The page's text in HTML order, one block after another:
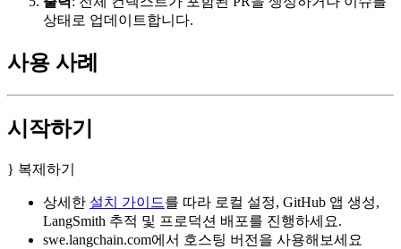
상태로 업데이트합니다.
사용 사례
시작하기
} 복제하기
상세한 설치 가이드를 따라 로컬 설정, GitHub 앱 생성,
LangSmith 추적 및 프로덕션 배포를 진행하세요.
swe.langchain.com에서 호스팅 버전을 사용해보세요